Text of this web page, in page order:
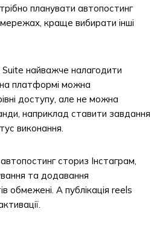
планувати автопостинг
краще вибирати інші
найважче налагодити
платформі можна
доступу, але не можна
наприклад ставити завдання
виконання.
сториз Інстаграм,
та додавання
обмежені. А публікація reels